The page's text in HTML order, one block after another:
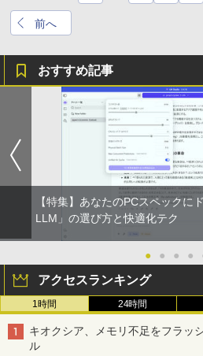
前へ
おすすめ記事
【特集】あなたのPCスペックに
LLM」の選び方と快適化テク
● ● ● ●
アクセスランキング
1時間 24時間
キオクシア、メモリ不足をフラッ
ル